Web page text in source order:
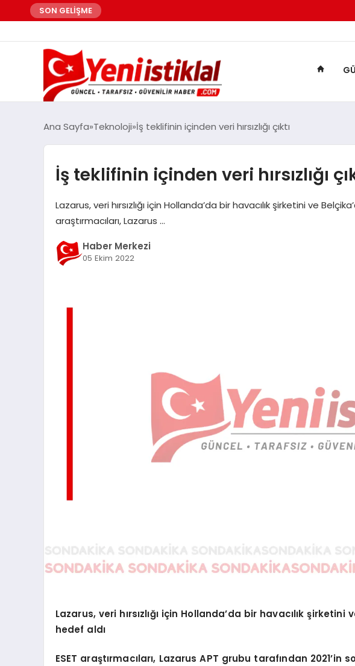
SON GELİŞME
Ana Sayfa Teknoloji İş teklifinin içinden veri hırsızlığı çıktı
İş teklifinin içinden veri hırsızlığı
Lazarus, veri hırsızlığı için Hollanda’da bir havacılık şirketini ve
araştırmacıları, Lazarus …
Haber Merkezi
05 Ekim 2022
Lazarus, veri hırsızlığı için Hollanda’da bir havacılık
hedef aldı
ESET araştırmacıları, Lazarus APT grubu tarafından 2021’in